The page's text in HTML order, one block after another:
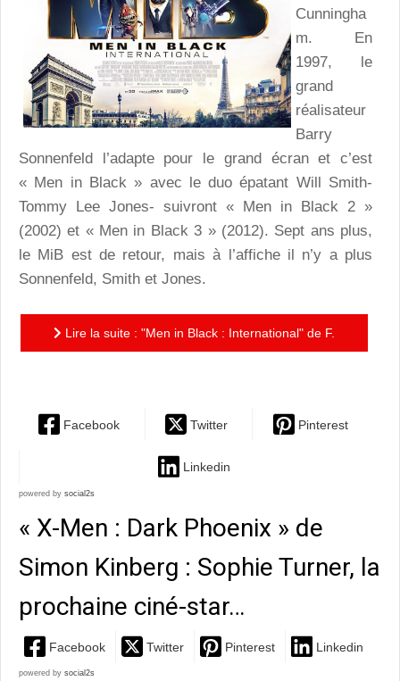
Cunningha
m. En
1997, le
grand
réalisateur
Barry
Sonnenfeld l’adapte pour le grand écran et c’est
« Men in Black » avec le duo épatant Will Smith-
Tommy Lee Jones- suivront « Men in Black 2 »
(2002) et « Men in Black 3 » (2012). Sept ans plus,
le MiB est de retour, mais à l’affiche il n’y a plus
Sonnenfeld, Smith et Jones.
Lire la suite : "Men in Black : International" de F.
Facebook Twitter Pinterest
Linkedin
powered by social2s
« X-Men : Dark Phoenix » de
Simon Kinberg : Sophie Turner, la
prochaine ciné-star…
Facebook Twitter Pinterest Linkedin
powered by social2s